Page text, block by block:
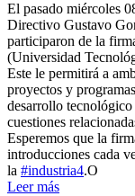
El pasado miércoles
Directivo Gustavo
participaron de la
(Universidad
Este le permitirá a
proyectos y
desarrollo tecnológico
cuestiones
Esperemos que la
introducciones cada
la #industria4.O
Leer más